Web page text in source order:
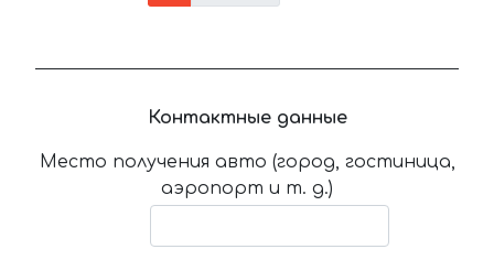
Контактные данные
Место получения авто (город, гостиница,
аэропорт и т. д.)